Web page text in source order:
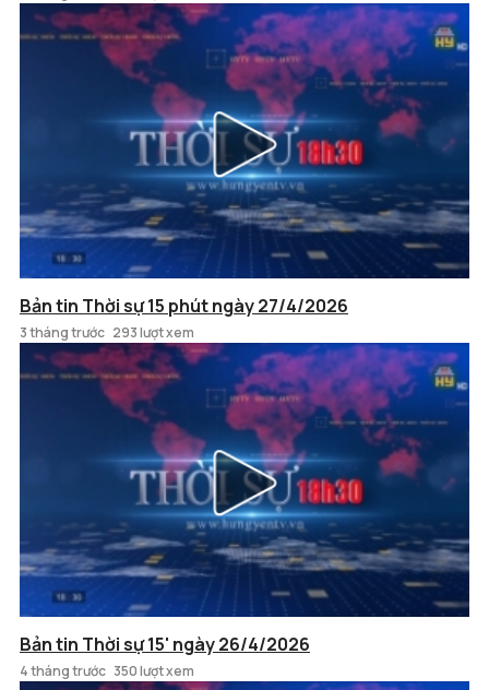
Bản tin Thời sự 15 phút ngày 27/4/2026
3 tháng trước 293 lượt xem
Bản tin Thời sự 15' ngày 26/4/2026
4 tháng trước 350 lượt xem